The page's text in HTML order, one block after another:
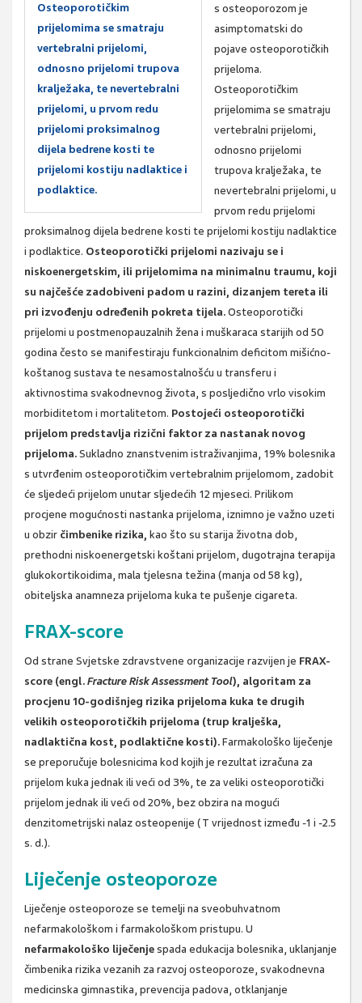
Osteoporotičkim
prijelomima se smatraju
vertebralni prijelomi,
odnosno prijelomi trupova
kralježaka, te nevertebralni
prijelomi, u prvom redu
prijelomi proksimalnog
dijela bedrene kosti te
prijelomi kostiju nadlaktice i
podlaktice.
s osteoporozom je
asimptomatski do
pojave osteoporotičkih
prijeloma.
Osteoporotičkim
prijelomima se smatraju
vertebralni prijelomi,
odnosno prijelomi
trupova kralježaka, te
nevertebralni prijelomi, u
prvom redu prijelomi
proksimalnog dijela bedrene kosti te prijelomi kostiju nadlaktice
i podlaktice. Osteoporotički prijelomi nazivaju se i
niskoenergetskim, ili prijelomima na minimalnu traumu, koji
su najčešće zadobiveni padom u razini, dizanjem tereta ili
pri izvođenju određenih pokreta tijela.Osteoporotički
prijelomi u postmenopauzalnih žena i muškaraca starijih od 50
godina često se manifestiraju funkcionalnim deficitom mišićno-
koštanog sustava te nesamostalnošću u transferu i
aktivnostima svakodnevnog života, s posljedično vrlo visokim
morbiditetom i mortalitetom. Postojeći osteoporotički
prijelom predstavlja rizični faktor za nastanak novog
prijeloma.Sukladno znanstvenim istraživanjima, 19% bolesnika
s utvrđenim osteoporotičkim vertebralnim prijelomom, zadobit
će sljedeći prijelom unutar sljedećih 12 mjeseci. Prilikom
procjene mogućnosti nastanka prijeloma, iznimno je važno uzeti
u obzir čimbenike rizika, kao što su starija životna dob,
prethodni niskoenergetski koštani prijelom, dugotrajna terapija
glukokortikoidima, mala tjelesna težina (manja od 58 kg),
obiteljska anamneza prijeloma kuka te pušenje cigareta.
FRAX-score
Od strane Svjetske zdravstvene organizacije razvijen je FRAX-
score (engl.Fracture Risk Assessment Tool), algoritam za
procjenu 10-godišnjeg rizika prijeloma kuka te drugih
velikih osteoporotičkih prijeloma (trup kralješka,
nadlaktična kost, podlaktične kosti).Farmakološko liječenje
se preporučuje bolesnicima kod kojih je rezultat izračuna za
prijelom kuka jednak ili veći od 3%, te za veliki osteoporotički
prijelom jednak ili veći od 20%, bez obzira na mogući
denzitometrijski nalaz osteopenije (T vrijednost između -1 i -2.5
s. d.).
Liječenje osteoporoze
Liječenje osteoporoze se temelji na sveobuhvatnom
nefarmakološkom i farmakološkom pristupu. U
nefarmakološko liječenjespada edukacija bolesnika, uklanjanje
čimbenika rizika vezanih za razvoj osteoporoze, svakodnevna
medicinska gimnastika, prevencija padova, otklanjanje